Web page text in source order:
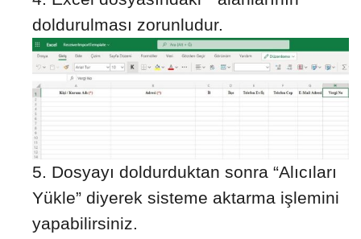
doldurulması zorunludur.
Dosyayı doldurduktan sonra “Alıcıları
Yükle” diyerek sisteme aktarma işlemini
yapabilirsiniz.